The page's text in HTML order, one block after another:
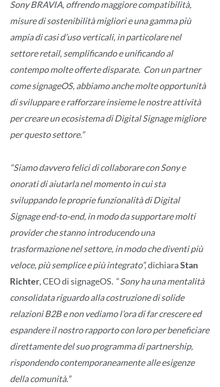
Sony BRAVIA, offrendo maggiore compatibilità,
misure di sostenibilità migliori e una gamma più
ampia di casi d’uso verticali, in particolare nel
settore retail, semplificando e unificando al
contempo molte offerte disparate. Con un partner
come signageOS, abbiamo anche molte opportunità
di sviluppare e rafforzare insieme le nostre attività
per creare un ecosistema di Digital Signage migliore
per questo settore.”
“Siamo davvero felici di collaborare con Sony e
onorati di aiutarla nel momento in cui sta
sviluppando le proprie funzionalità di Digital
Signage end-to-end, in modo da supportare molti
provider che stanno introducendo una
trasformazione nel settore, in modo che diventi più
veloce, più semplice e più integrato”,dichiaraStan
Richter, CEO di signageOS. “Sony ha una mentalità
consolidata riguardo alla costruzione di solide
relazioni B2B e non vediamo l’ora di far crescere ed
espandere il nostro rapporto con loro per beneficiare
direttamente del suo programma di partnership,
rispondendo contemporaneamente alle esigenze
della comunità.”